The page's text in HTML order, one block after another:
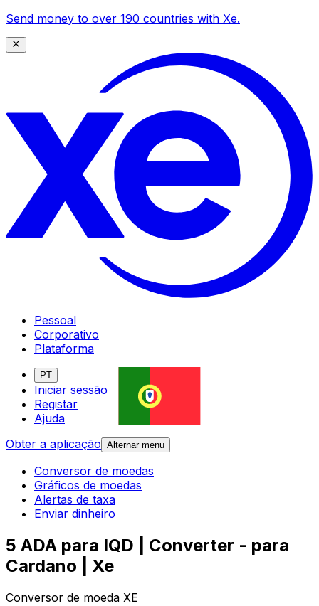
Send money to over 190 countries with Xe.
Pessoal
Corporativo
Plataforma
PT
Iniciar sessão
Registar
Ajuda
Obter a aplicação Alternar menu
Conversor de moedas
Gráficos de moedas
Alertas de taxa
Enviar dinheiro
5 ADA para IQD | Converter - para
Cardano | Xe
Conversor de moeda XE